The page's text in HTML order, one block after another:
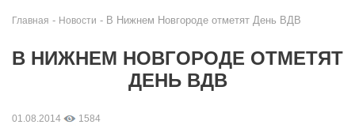
Главная - Новости - В Нижнем Новгороде отметят День ВДВ
В НИЖНЕМ НОВГОРОДЕ ОТМЕТЯТ
ДЕНЬ ВДВ
01.08.2014 1584